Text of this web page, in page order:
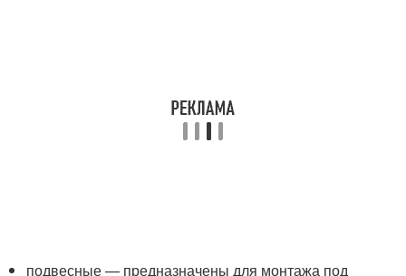
подвесные — предназначены для монтажа под